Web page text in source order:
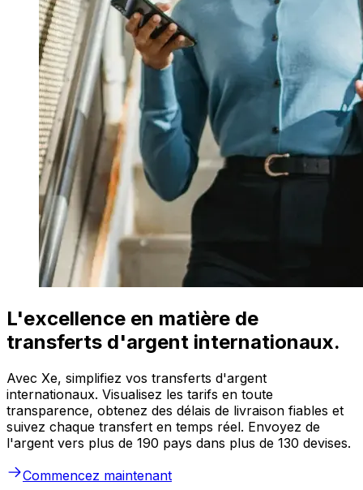
L'excellence en matière de
transferts d'argent internationaux.
Avec Xe, simplifiez vos transferts d'argent
internationaux. Visualisez les tarifs en toute
transparence, obtenez des délais de livraison fiables et
suivez chaque transfert en temps réel. Envoyez de
l'argent vers plus de 190 pays dans plus de 130 devises.
Commencez maintenant